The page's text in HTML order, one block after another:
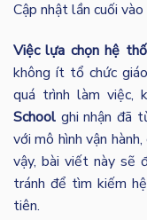
Cập nhật lần cuối
Việc lựa chọn hệ
không ít tổ chức
quá trình làm việc,
School ghi nhận đã
với mô hình vận
vậy, bài viết này sẽ
tránh để tìm kiếm
tiên.